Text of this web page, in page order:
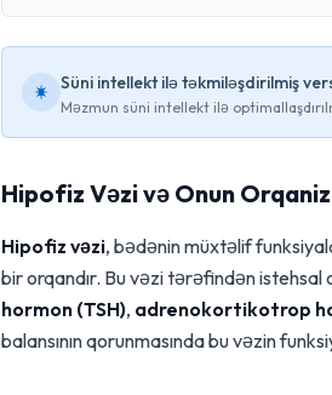
Süni intellekt ilə təkmiləşdirilmiş
Məzmun süni intellekt ilə
Hipofiz Vəzi və Onun
Hipofiz vəzi, bədənin müxtəlif
bir orqandır. Bu vəzi tərəfindən istehsal
hormon (TSH), adrenokortikotrop
balansının qorunmasında bu vəzin